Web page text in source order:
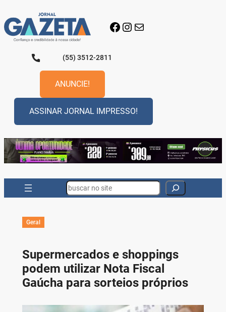
para
o
conteúdo
Facebook
Instagram
E-mail
(55) 3512-2811
ANUNCIE!
ASSINAR JORNAL IMPRESSO!
Search
Geral
Supermercados e shoppings
podem utilizar Nota Fiscal
Gaúcha para sorteios próprios